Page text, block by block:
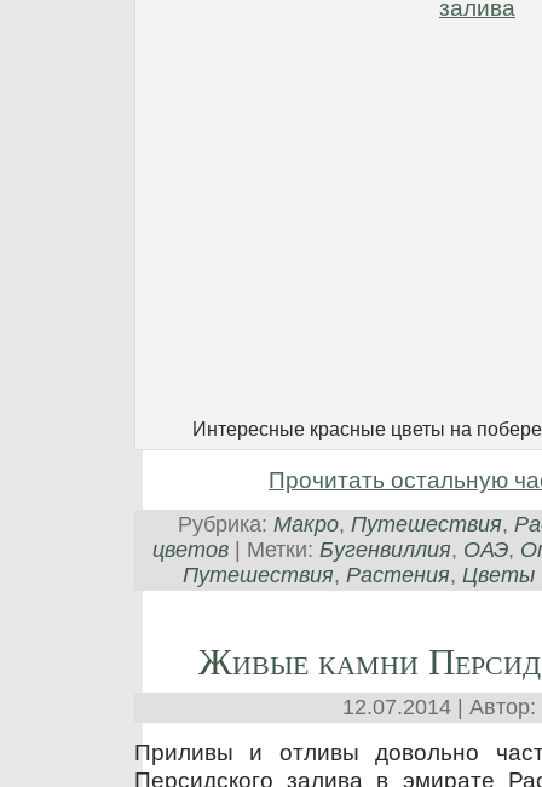
Интересные красные цветы на
Прочитать остальную
Рубрика: Макро, Путешествия,
цветов | Метки: Бугенвиллия, ОАЭ,
Путешествия, Растения, Цветы
Живые камни
12.07.2014 | Автор:
Приливы и отливы довольно
Персидского залива в эмирате